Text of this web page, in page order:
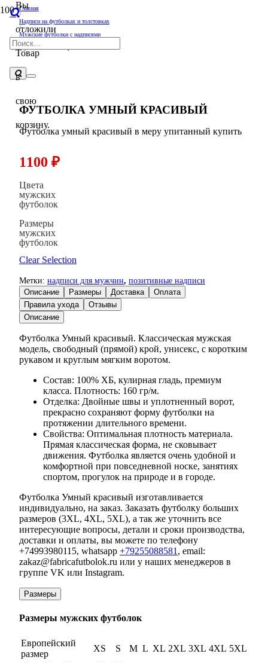
Вы
отложили
Товар
в
свою
корзину.
Главная
/
Надписи на футболках и толстовках
/
Мужские футболки с надписями
/
Футболка Умный красивый
ФУТБОЛКА УМНЫЙ КРАСИВЫЙ
Футболка умный красивый в меру упитанный купить
1100 ₽
Цвета
мужских
футболок
Размеры
мужских
футболок
Clear Selection
Метки: надписи для мужчин, позитивные надписи
Описание
Размеры Доставка
Оплата
Правила ухода
Отзывы
Описание
Футболка Умный красивый. Классическая мужская
модель, свободный (прямой) крой, унисекс, с коротким
рукавом и круглым мягким воротом.
Состав: 100% ХБ, кулирная гладь, премиум
класса. Плотность: 160 гр/м.
Отделка: Двойные швы и уплотненный ворот,
прекрасно сохраняют форму футболки на
протяжении длительного времени.
Свойства: Оптимальная плотность материала.
Прямая классическая форма, не сковывает
движения. Футболка является очень удобной и
комфортной при повседневной носке, занятиях
спортом, прогулок на природе и в городе.
Футболка Умный красивый изготавливается
индивидуально, на заказ. Заказать футболку больших
размеров (3XL, 4XL, 5XL), а так же уточнить все
интересующие вопросы, детали и сроки производства,
доставки и оплаты, вы можете по телефону
+74993980115, whatsapp +79255088581 , email:
zakaz@fabricafutbolok.ru или у наших менеджеров в
группе VK или Instagram.
Размеры
Размеры мужских футболок
Европейский
размер
XS S M L XL 2XL 3XL 4XL 5XL